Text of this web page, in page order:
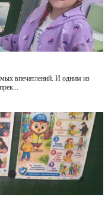
впечатлений. И одним из